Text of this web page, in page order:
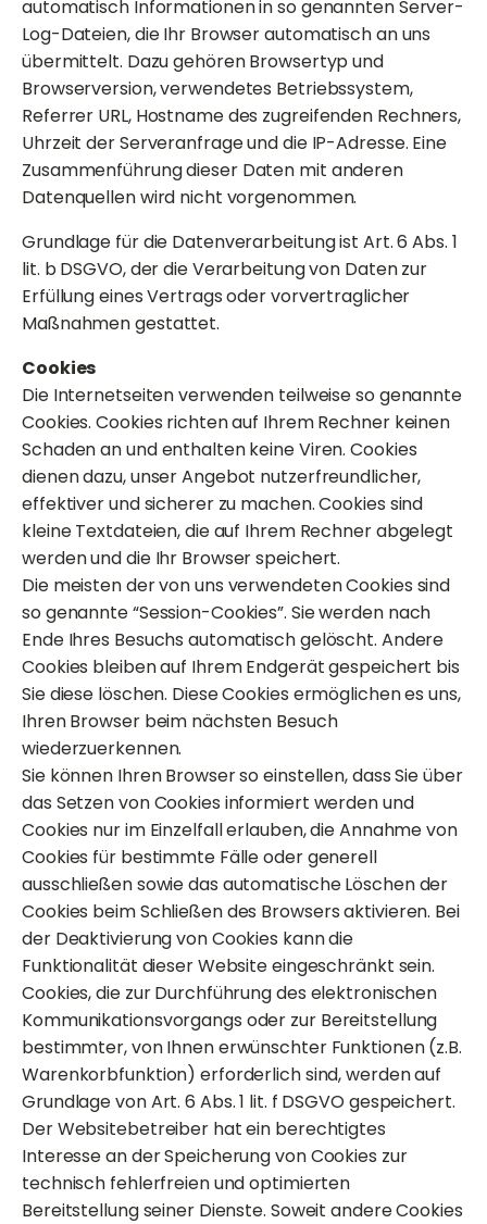
automatisch Informationen in so genannten Server-
Log-Dateien, die Ihr Browser automatisch an uns
übermittelt. Dazu gehören Browsertyp und
Browserversion, verwendetes Betriebssystem,
Referrer URL, Hostname des zugreifenden Rechners,
Uhrzeit der Serveranfrage und die IP-Adresse. Eine
Zusammenführung dieser Daten mit anderen
Datenquellen wird nicht vorgenommen.
Grundlage für die Datenverarbeitung ist Art. 6 Abs. 1
lit. b DSGVO, der die Verarbeitung von Daten zur
Erfüllung eines Vertrags oder vorvertraglicher
Maßnahmen gestattet.
Cookies
Die Internetseiten verwenden teilweise so genannte
Cookies. Cookies richten auf Ihrem Rechner keinen
Schaden an und enthalten keine Viren. Cookies
dienen dazu, unser Angebot nutzerfreundlicher,
effektiver und sicherer zu machen. Cookies sind
kleine Textdateien, die auf Ihrem Rechner abgelegt
werden und die Ihr Browser speichert.
Die meisten der von uns verwendeten Cookies sind
so genannte “Session-Cookies”. Sie werden nach
Ende Ihres Besuchs automatisch gelöscht. Andere
Cookies bleiben auf Ihrem Endgerät gespeichert bis
Sie diese löschen. Diese Cookies ermöglichen es uns,
Ihren Browser beim nächsten Besuch
wiederzuerkennen.
Sie können Ihren Browser so einstellen, dass Sie über
das Setzen von Cookies informiert werden und
Cookies nur im Einzelfall erlauben, die Annahme von
Cookies für bestimmte Fälle oder generell
ausschließen sowie das automatische Löschen der
Cookies beim Schließen des Browsers aktivieren. Bei
der Deaktivierung von Cookies kann die
Funktionalität dieser Website eingeschränkt sein.
Cookies, die zur Durchführung des elektronischen
Kommunikationsvorgangs oder zur Bereitstellung
bestimmter, von Ihnen erwünschter Funktionen (z.B.
Warenkorbfunktion) erforderlich sind, werden auf
Grundlage von Art. 6 Abs. 1 lit. f DSGVO gespeichert.
Der Websitebetreiber hat ein berechtigtes
Interesse an der Speicherung von Cookies zur
technisch fehlerfreien und optimierten
Bereitstellung seiner Dienste. Soweit andere Cookies